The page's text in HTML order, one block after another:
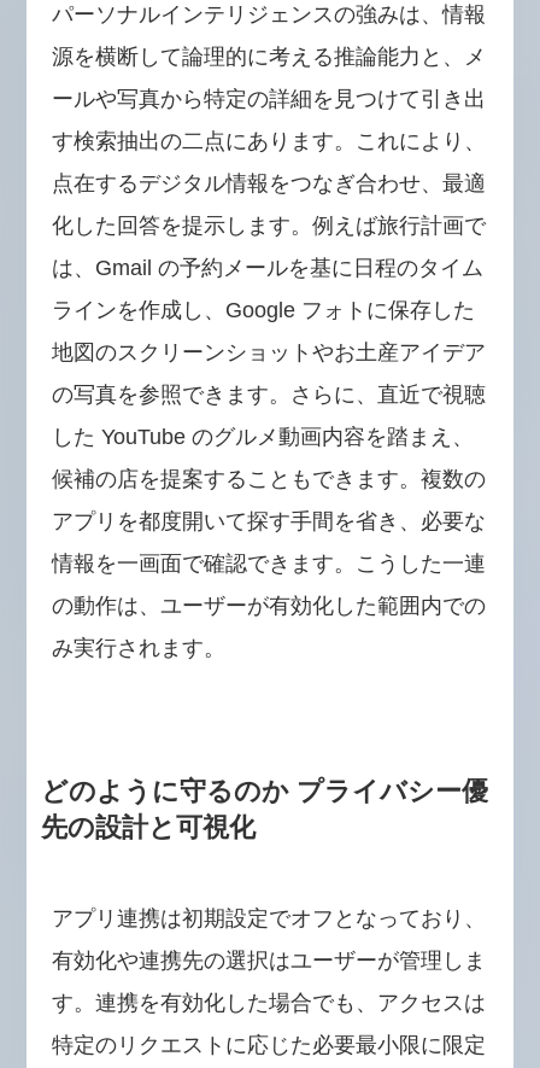
パーソナルインテリジェンスの強みは、情報
源を横断して論理的に考える推論能力と、メ
ールや写真から特定の詳細を見つけて引き出
す検索抽出の二点にあります。これにより、
点在するデジタル情報をつなぎ合わせ、最適
化した回答を提示します。例えば旅行計画で
は、Gmail の予約メールを基に日程のタイム
ラインを作成し、Google フォトに保存した
地図のスクリーンショットやお土産アイデア
の写真を参照できます。さらに、直近で視聴
した YouTube のグルメ動画内容を踏まえ、
候補の店を提案することもできます。複数の
アプリを都度開いて探す手間を省き、必要な
情報を一画面で確認できます。こうした一連
の動作は、ユーザーが有効化した範囲内での
み実行されます。
どのように守るのか プライバシー優
先の設計と可視化
アプリ連携は初期設定でオフとなっており、
有効化や連携先の選択はユーザーが管理しま
す。連携を有効化した場合でも、アクセスは
特定のリクエストに応じた必要最小限に限定